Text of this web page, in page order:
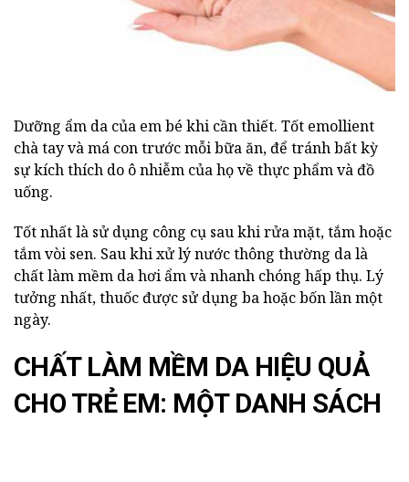
Dưỡng ẩm da của em bé khi cần thiết. Tốt emollient
chà tay và má con trước mỗi bữa ăn, để tránh bất kỳ
sự kích thích do ô nhiễm của họ về thực phẩm và đồ
uống.
Tốt nhất là sử dụng công cụ sau khi rửa mặt, tắm hoặc
tắm vòi sen. Sau khi xử lý nước thông thường da là
chất làm mềm da hơi ẩm và nhanh chóng hấp thụ. Lý
tưởng nhất, thuốc được sử dụng ba hoặc bốn lần một
ngày.
CHẤT LÀM MỀM DA HIỆU QUẢ
CHO TRẺ EM: MỘT DANH SÁCH